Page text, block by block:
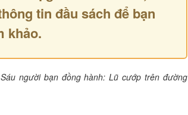
tin đầu sách để bạn
khảo.
Sáu người bạn đồng hành: Lũ cướp trên đường